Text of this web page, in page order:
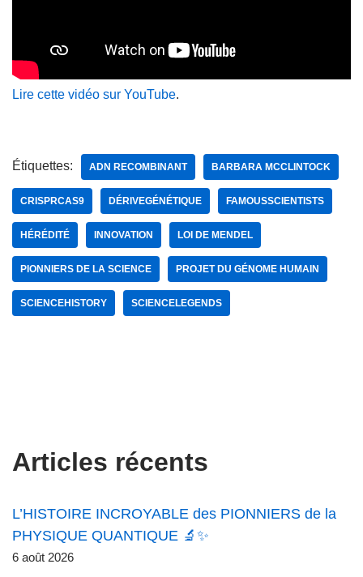
Lire cette vidéo sur YouTube.
Étiquettes: ADN RECOMBINANT BARBARA MCCLINTOCK
CRISPRCAS9 DÉRIVEGÉNÉTIQUE FAMOUSSCIENTISTS
HÉRÉDITÉ INNOVATION LOI DE MENDEL
PIONNIERS DE LA SCIENCE PROJET DU GÉNOME HUMAIN
SCIENCEHISTORY SCIENCELEGENDS
Articles récents
L’HISTOIRE INCROYABLE des PIONNIERS de la
PHYSIQUE QUANTIQUE 🔬✨
6 août 2026